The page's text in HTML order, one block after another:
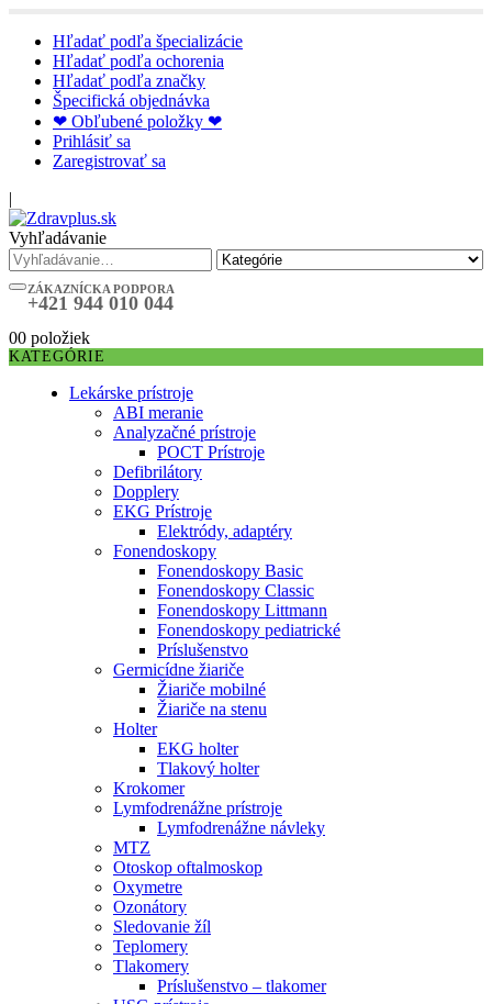
Hľadať podľa špecializácie
Hľadať podľa ochorenia
Hľadať podľa značky
Špecifická objednávka
❤ Obľubené položky ❤
Prihlásiť sa
Zaregistrovať sa
|
Vyhľadávanie
ZÁKAZNÍCKA PODPORA
+421 944 010 044
00 položiek
KATEGÓRIE
Lekárske prístroje
ABI meranie
Analyzačné prístroje
POCT Prístroje
Defibrilátory
Dopplery
EKG Prístroje
Elektródy, adaptéry
Fonendoskopy
Fonendoskopy Basic
Fonendoskopy Classic
Fonendoskopy Littmann
Fonendoskopy pediatrické
Príslušenstvo
Germicídne žiariče
Žiariče mobilné
Žiariče na stenu
Holter
EKG holter
Tlakový holter
Krokomer
Lymfodrenážne prístroje
Lymfodrenážne návleky
MTZ
Otoskop oftalmoskop
Oxymetre
Ozonátory
Sledovanie žíl
Teplomery
Tlakomery
Príslušenstvo – tlakomer